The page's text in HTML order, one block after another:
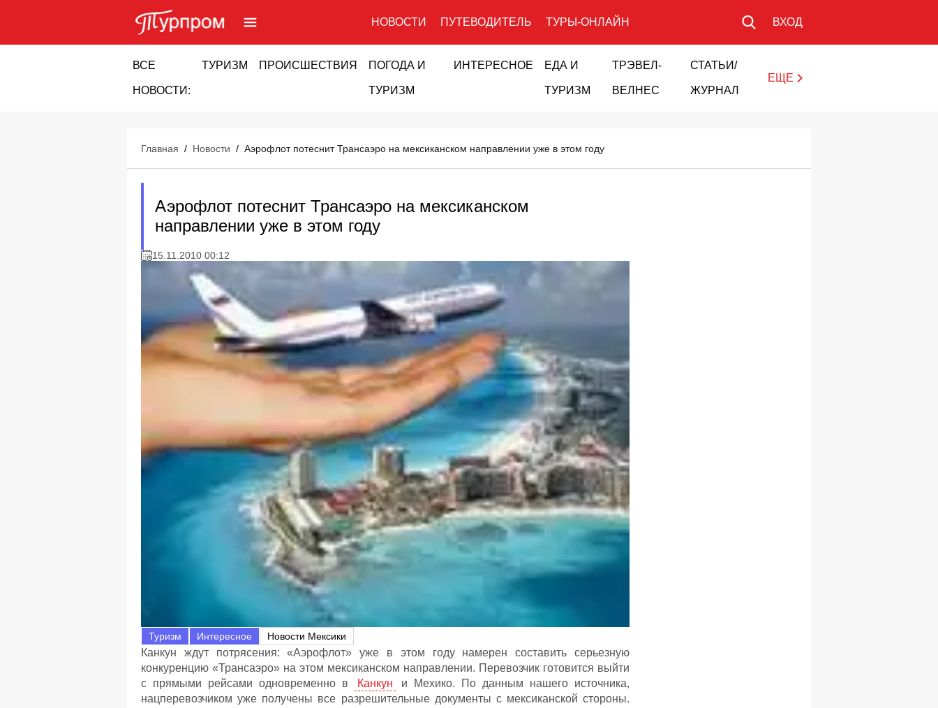
НОВОСТИ ПУТЕВОДИТЕЛЬ ТУРЫ-ОНЛАЙН ВХОД
ВСЕ
НОВОСТИ:
ТУРИЗМ ПРОИСШЕСТВИЯ ПОГОДА И
ТУРИЗМ
ИНТЕРЕСНОЕ ЕДА И
ТУРИЗМ
ТРЭВЕЛ-
ВЕЛНЕС
СТАТЬИ/
ЖУРНАЛ
ЕЩЕ
Главная / Новости / Аэрофлот потеснит Трансаэро на мексиканском направлении уже в этом году
Аэрофлот потеснит Трансаэро на мексиканском
направлении уже в этом году
15.11.2010 00:12
Туризм Интересное Новости Мексики
Канкун ждут потрясения: «Аэрофлот» уже в этом году намерен составить серьезную
конкуренцию «Трансаэро» на этом мексиканском направлении. Перевозчик готовится выйти
с прямыми рейсами одновременно в
Канкун
и Мехико. По данным нашего источника,
нацперевозчиком уже получены все разрешительные документы с мексиканской стороны.